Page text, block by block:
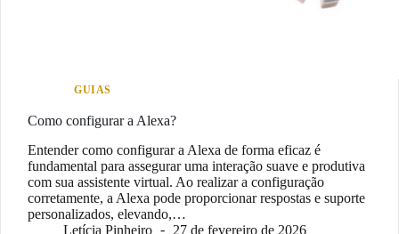
GUIAS
Como configurar a Alexa?
Entender como configurar a Alexa de forma eficaz é
fundamental para assegurar uma interação suave e produtiva
com sua assistente virtual. Ao realizar a configuração
corretamente, a Alexa pode proporcionar respostas e suporte
personalizados, elevando,…
Letícia Pinheiro
27 de fevereiro de 2026